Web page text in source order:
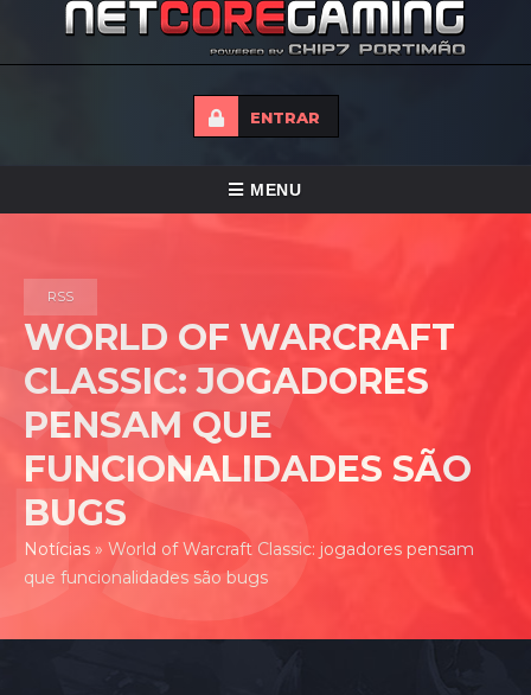
ENTRAR
ALTERNAR
MENU
TORNEIOS
NOTICIAS
FORUMS
RSS
WORLD OF WARCRAFT
CLASSIC: JOGADORES
PENSAM QUE
FUNCIONALIDADES SÃO
BUGS
Notícias » World of Warcraft Classic: jogadores pensam
que funcionalidades são bugs